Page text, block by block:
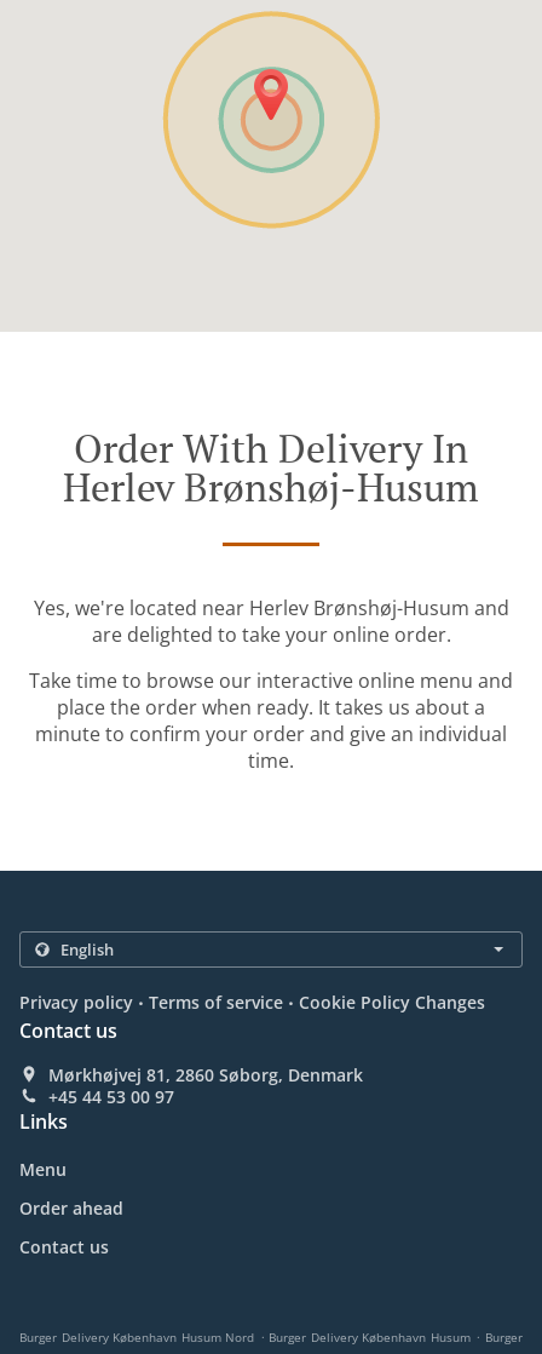
Order With Delivery In
Herlev Brønshøj-Husum
Yes, we're located near Herlev Brønshøj-Husum and
are delighted to take your online order.
Take time to browse our interactive online menu and
place the order when ready. It takes us about a
minute to confirm your order and give an individual
time.
Privacy policy . Terms of service . Cookie Policy Changes
Contact us
Mørkhøjvej 81, 2860 Søborg, Denmark
+45 44 53 00 97
Links
Menu
Order ahead
Contact us
Burger Delivery København Husum Nord . Burger Delivery København Husum . Burger